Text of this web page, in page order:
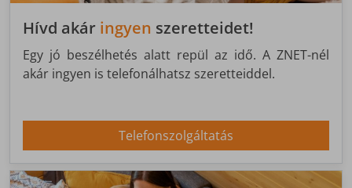
Hívd akár ingyen szeretteidet!
Egy jó beszélhetés alatt repül az idő. A ZNET-nél
akár ingyen is telefonálhatsz szeretteiddel.
Telefonszolgáltatás